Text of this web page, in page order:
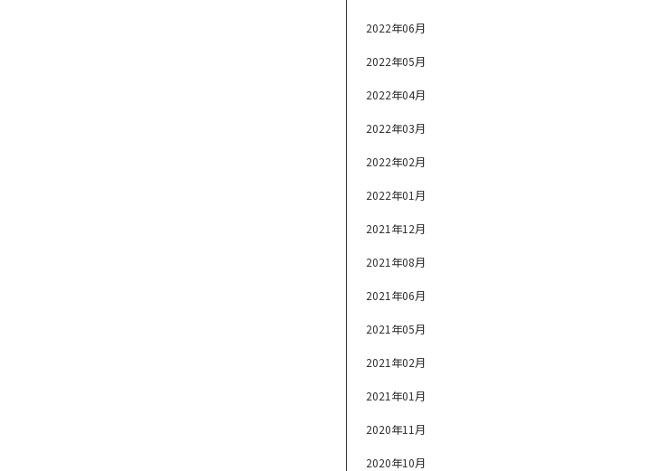
2022年06月
2022年05月
2022年04月
2022年03月
2022年02月
2022年01月
2021年12月
2021年08月
2021年06月
2021年05月
2021年02月
2021年01月
2020年11月
2020年10月